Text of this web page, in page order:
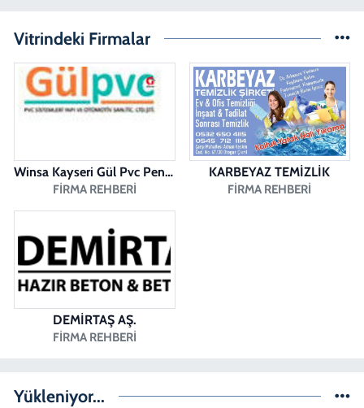
0 (258) 261 45 60 Yol Tarifi Al
Dişçioğlu Eczanesi
DUMLUPINAR CAD. NO:28 A
Vitrindeki Firmalar
Winsa Kayseri Gül Pvc Pencere Kayseri Winsa
FIRMA REHBERI
KARBEYAZ TEMİZLİK
FIRMA REHBERI
DEMİRTAŞ AŞ.
FIRMA REHBERI
Yükleniyor...